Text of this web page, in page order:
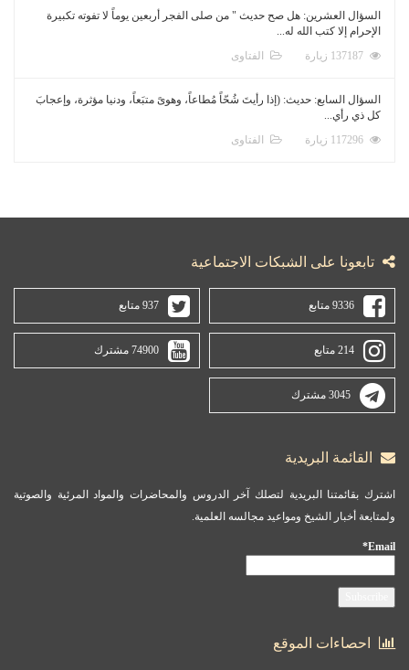
السؤال العشرين: هل صح حديث " من صلى الفجر أربعين يوماً لا تفوته تكبيرة
الإحرام إلا كتب الله له...
الفتاوى
السؤال السابع: حديث: (إذا رأيتَ شُحّاً مُطاعاً، وهوىً متبَعاً، ودنيا مؤثرة، وإعجابَ
كل ذي رأي...
الفتاوى
تابعونا على الشبكات الاجتماعية
9336 متابع 937 متابع
214 متابع 74900 مشترك
3045 مشترك
القائمة البريدية
اشترك بقائمتنا البريدية لتصلك آخر الدروس والمحاضرات والمواد المرئية والصوتية
ولمتابعة أخبار الشيخ ومواعيد مجالسه العلمية.
Email*
احصاءات الموقع